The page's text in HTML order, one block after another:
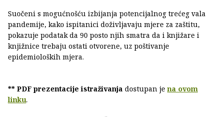
Suočeni s mogućnošću izbijanja potencijalnog trećeg vala
pandemije, kako ispitanici doživljavaju mjere za zaštitu,
pokazuje podatak da 90 posto njih smatra da i knjižare i
knjižnice trebaju ostati otvorene, uz poštivanje
epidemioloških mjera.
** PDF prezentacije istraživanja dostupan jena ovom
linku.